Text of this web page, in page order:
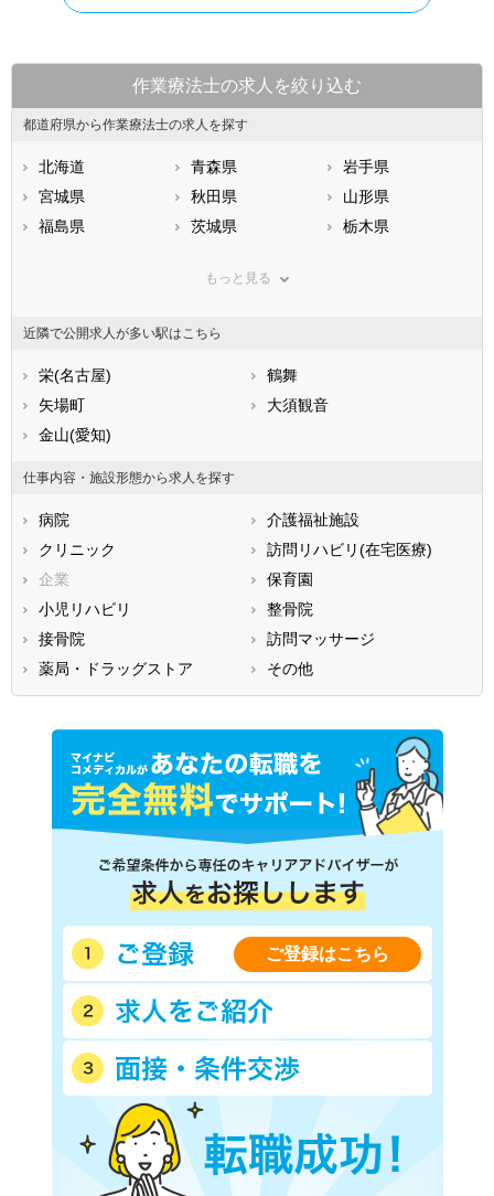
作業療法士の求人を絞り込む
都道府県から作業療法士の求人を探す
北海道 青森県
岩手県
宮城県
秋田県
山形県
福島県
茨城県
栃木県
神奈川県
石川県
福井県
静岡県
滋賀県
兵庫県
香川県
高知県
福岡県
長崎県
熊本県
鹿児島県
もっと見る
近隣で公開求人が多い駅はこちら
栄(名古屋)
鶴舞
矢場町
大須観音
金山(愛知)
仕事内容・施設形態から求人を探す
病院
介護福祉施設
クリニック
訪問リハビリ(在宅医療)
企業
保育園
小児リハビリ
整骨院
接骨院
訪問マッサージ
薬局・ドラッグストア
その他
ご登録はこちら